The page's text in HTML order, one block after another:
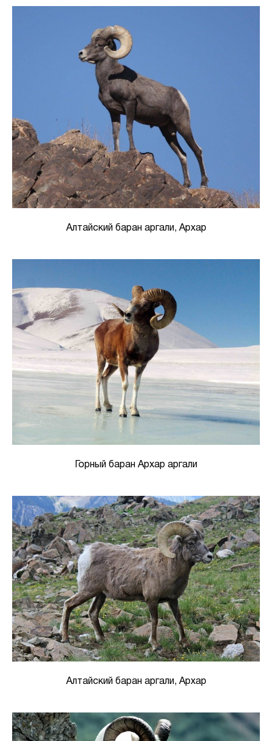
Алтайский баран аргали, Архар
Горный баран Архар аргали
Алтайский баран аргали, Архар